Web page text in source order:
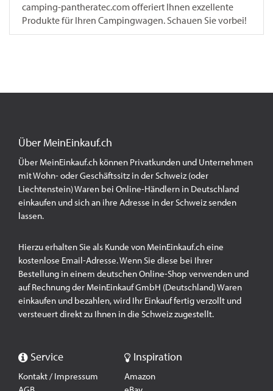
camping-pantheratec.com offeriert Ihnen exzellente
Produkte für Ihren Campingwagen. Schauen Sie vorbei!
Über MeinEinkauf.ch
Über MeinEinkauf.ch können Privatkunden und Unternehmen
mit Wohn- oder Geschäftssitz in der Schweiz (oder
Liechtenstein) Waren bei Online-Händlern in Deutschland
einkaufen und sich an ihre Adresse in der Schweiz senden
lassen.
Hierzu erhalten Sie als Kunde von MeinEinkauf.ch eine
kostenlose Email-Adresse. Wenn Sie diese bei Ihrer
Bestellung in einem deutschen Online-Shop verwenden und
auf Rechnung der MeinEinkauf GmbH (Deutschland) Waren
einkaufen und bezahlen, wird Ihr Einkauf fertig verzollt und
versteuert direkt zu Ihnen in die Schweiz zugestellt.
Service
Kontakt / Impressum
Inspiration
Amazon